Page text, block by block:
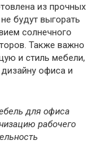
из прочных
будут выгорать
солнечного
Также важно
и стиль мебели,
офиса и
для офиса
рабочего